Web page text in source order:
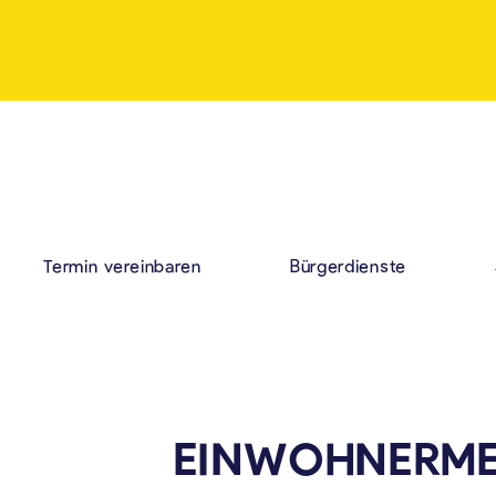
Termin vereinbaren Bürgerdienste